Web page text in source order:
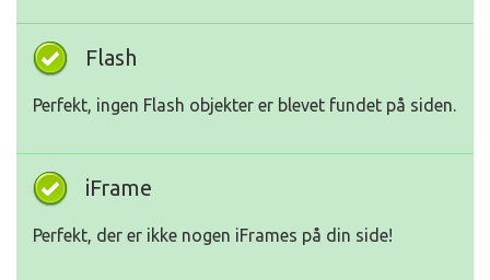
Flash
Perfekt, ingen Flash objekter er blevet fundet på siden.
iFrame
Perfekt, der er ikke nogen iFrames på din side!